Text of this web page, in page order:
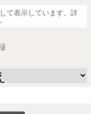
て表示しています。詳